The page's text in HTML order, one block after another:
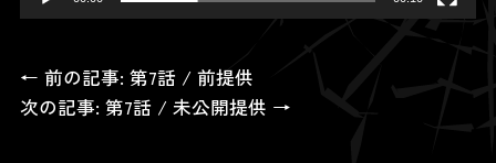
← 前の記事: 第7話 / 前提供
次の記事: 第7話 / 未公開提供 →